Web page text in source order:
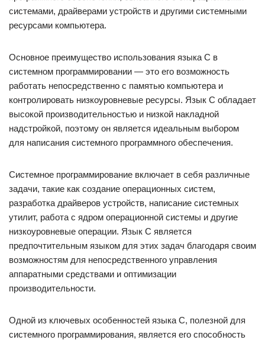
системами, драйверами устройств и другими системными
ресурсами компьютера.
Основное преимущество использования языка C в
системном программировании — это его возможность
работать непосредственно с памятью компьютера и
контролировать низкоуровневые ресурсы. Язык C обладает
высокой производительностью и низкой накладной
надстройкой, поэтому он является идеальным выбором
для написания системного программного обеспечения.
Системное программирование включает в себя различные
задачи, такие как создание операционных систем,
разработка драйверов устройств, написание системных
утилит, работа с ядром операционной системы и другие
низкоуровневые операции. Язык C является
предпочтительным языком для этих задач благодаря своим
возможностям для непосредственного управления
аппаратными средствами и оптимизации
производительности.
Одной из ключевых особенностей языка C, полезной для
системного программирования, является его способность